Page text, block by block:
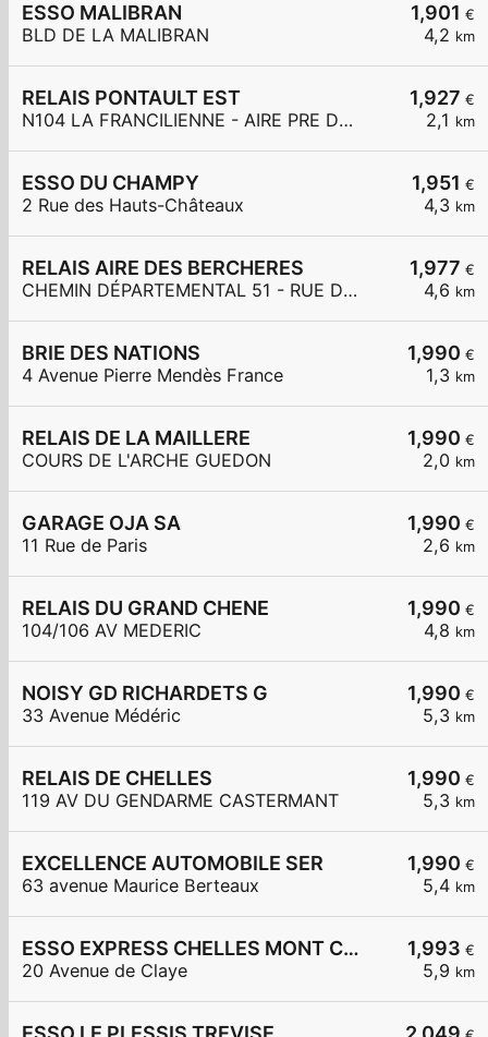
1,901 €
4,2 km
ESSO MALIBRAN
BLD DE LA MALIBRAN
1,927 €
2,1 km
RELAIS PONTAULT EST
N104 LA FRANCILIENNE - AIRE PRE DE L'AULNES ET DE LA GDE MAR
1,951 €
4,3 km
ESSO DU CHAMPY
2 Rue des Hauts-Châteaux
1,977 €
4,6 km
RELAIS AIRE DES BERCHERES
CHEMIN DÉPARTEMENTAL 51 - RUE DES BERCHÈRES
1,990 €
1,3 km
BRIE DES NATIONS
4 Avenue Pierre Mendès France
1,990 €
2,0 km
RELAIS DE LA MAILLERE
COURS DE L'ARCHE GUEDON
1,990 €
2,6 km
GARAGE OJA SA
11 Rue de Paris
1,990 €
4,8 km
RELAIS DU GRAND CHENE
104/106 AV MEDERIC
1,990 €
5,3 km
NOISY GD RICHARDETS G
33 Avenue Médéric
1,990 €
5,3 km
RELAIS DE CHELLES
119 AV DU GENDARME CASTERMANT
1,990 €
5,4 km
EXCELLENCE AUTOMOBILE SER
63 avenue Maurice Berteaux
1,993 €
5,9 km
ESSO EXPRESS CHELLES MONT CHALAS
20 Avenue de Claye